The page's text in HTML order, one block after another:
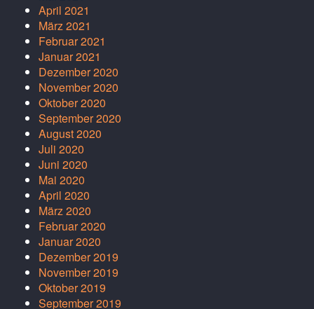
April 2021
März 2021
Februar 2021
Januar 2021
Dezember 2020
November 2020
Oktober 2020
September 2020
August 2020
Juli 2020
Juni 2020
Mai 2020
April 2020
März 2020
Februar 2020
Januar 2020
Dezember 2019
November 2019
Oktober 2019
September 2019